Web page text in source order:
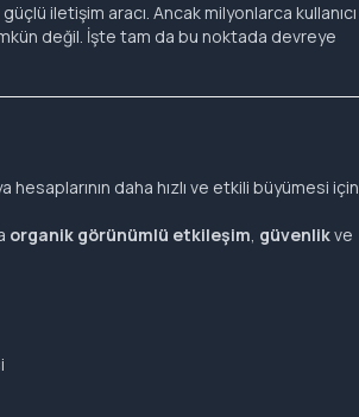
iletişim aracı. Ancak milyonlarca kullanıcı
değil. İşte tam da bu noktada devreye
hesaplarının daha hızlı ve etkili büyümesi için
organik görünümlü etkileşim, güvenlikve